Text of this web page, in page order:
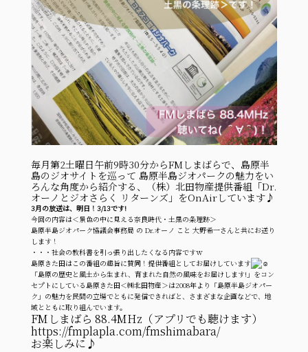
毎月第2土曜日午前9時30分からFMしまばらで、島原半
島のジオサイトを巡って 島原半島ジオパークの魅力をい
ろんな角度から紹介する、（株）北田物産提供番組「Dr.
オーノとジオさらく リターンズ」をOnAirしています♪
3月の放送は、明日！3/13です!
今回の内容は＜景色の中に見える奈良時代・土黒の条理跡＞
島原半島ジオパーク協議会事務局 の Dr.オーノ こと 大野希一さんと共にお送り
します！
・・・社会の教科書を引っ張り出したくなる内容ですｗ
島原きた田はこの番組の趣旨に賛同！提供番組としてお届けしています
「島原の歴史と風土から生まれ、育まれた自然の風味をお届けします!」をコン
セプトにしている島原きた田＜㈱北田物産＞は2008年より「島原半島ジオパー
ク」の魅力を民間の立場でともに発信できればと、さまざまな企画などで、地
域とともに取り組んでいます。
FMしまばら 88.4MHz（アプリでも聴けます）
https://fmplapla.com/fmshimabara/
お楽しみに♪